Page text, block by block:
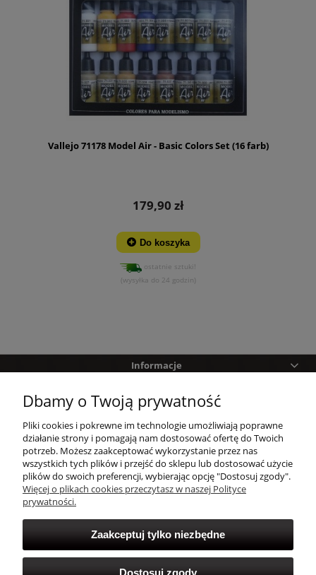
Vallejo 71178 Model Air - Basic Colors Set (16 farb)
179,90 zł
Do koszyka
ostatnie sztuki!
(wysyłka do 24 godzin)
Informacje
Pomoc
Zakupy
Twoje konto
Dbamy o Twoją prywatność
Pliki cookies i pokrewne im technologie umożliwiają poprawne
działanie strony i pomagają nam dostosować ofertę do Twoich
potrzeb. Możesz zaakceptować wykorzystanie przez nas
wszystkich tych plików i przejść do sklepu lub dostosować użycie
plików do swoich preferencji, wybierając opcję "Dostosuj zgody".
Więcej o plikach cookies przeczytasz w naszej Polityce
prywatności.
Zaakceptuj tylko niezbędne
Dostosuj zgody